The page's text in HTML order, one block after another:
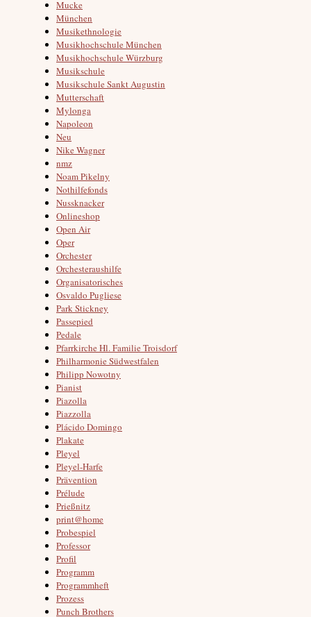
Mucke
München
Musikethnologie
Musikhochschule München
Musikhochschule Würzburg
Musikschule
Musikschule Sankt Augustin
Mutterschaft
Mylonga
Napoleon
Neu
Nike Wagner
nmz
Noam Pikelny
Nothilfefonds
Nussknacker
Onlineshop
Open Air
Oper
Orchester
Orchesteraushilfe
Organisatorisches
Osvaldo Pugliese
Park Stickney
Passepied
Pedale
Pfarrkirche Hl. Familie Troisdorf
Philharmonie Südwestfalen
Philipp Nowotny
Pianist
Piazolla
Piazzolla
Plácido Domingo
Plakate
Pleyel
Pleyel-Harfe
Prävention
Prélude
Prießnitz
print@home
Probespiel
Professor
Profil
Programm
Programmheft
Prozess
Punch Brothers